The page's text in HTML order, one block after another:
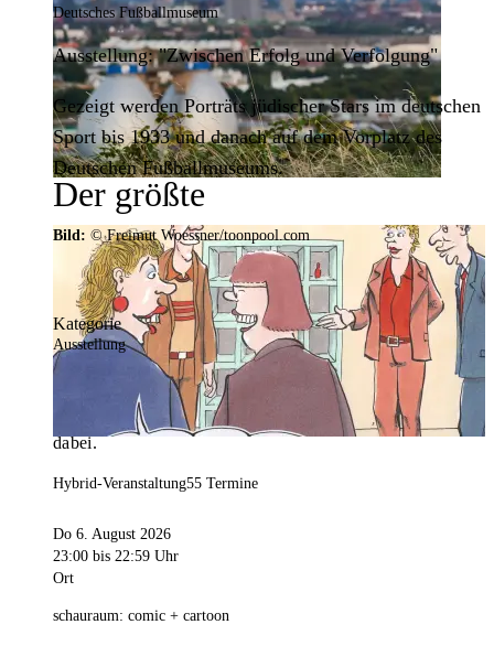
Der größte
Veranstaltungskalender der
Region
Mit weit über 4.000 Terminen ist der
Veranstaltungskalender der Stadt Dortmund der
umfangreichste der Region. Hier ist für alle was
dabei.
Deutsches Fußballmuseum
Ausstellung: "Zwischen Erfolg und Verfolgung"
Gezeigt werden Porträts jüdischer Stars im deutschen
Sport bis 1933 und danach auf dem Vorplatz des
Deutschen Fußballmuseums.
Bild: © Freimut Woessner/toonpool.com
Kategorie
Ausstellung
Hybrid-Veranstaltung55 Termine
Do 6. August 2026
23:00 bis 22:59 Uhr
Ort
schauraum: comic + cartoon